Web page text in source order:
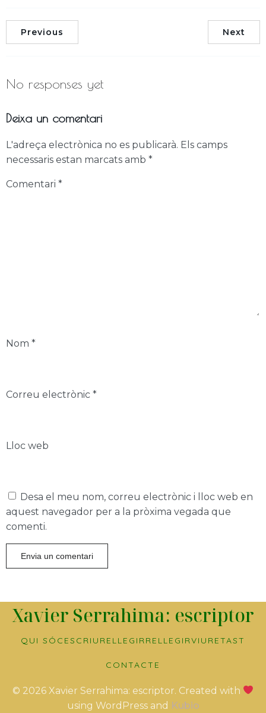
Previous Next
No responses yet
Deixa un comentari
L'adreça electrònica no es publicarà. Els camps
necessaris estan marcats amb *
Comentari *
Nom *
Correu electrònic *
Lloc web
Desa el meu nom, correu electrònic i lloc web en
aquest navegador per a la pròxima vegada que
comenti.
Xavier Serrahima: escriptor
QUI SÓC ESCRIURE LLEGIR RELLEGIRVIURETAST
CONTACTE
© 2026 Xavier Serrahima: escriptor. Created with
using WordPress and Kubio